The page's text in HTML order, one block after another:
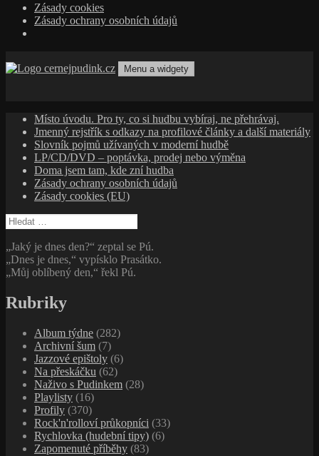
Zásady cookies
Zásady ochrany osobních údajů
k
Menu a widgety
Místo úvodu. Pro ty, co si hudbu vybíraj, ne přehrávaj.
Jmenný rejstřík s odkazy na profilové články a další materiály
Slovník pojmů užívaných v moderní hudbě
LP/CD/DVD – poptávka, prodej nebo výměna
Doma jsem tam, kde zní hudba
Zásady ochrany osobních údajů
Zásady cookies (EU)
Vyhledávání
„Jaký je dnes den?“ zeptal se Pú.
„Dnes je dnes,“ vypísklo Prasátko.
„Můj oblíbený den,“ řekl Pú.
Rubriky
Album týdne (282)
Archivní šum (7)
Jazzové epištoly (6)
Na přeskáčku (62)
Naživo s Pudinkem (28)
Playlisty (16)
Profily (370)
Rock'n'rolloví průkopníci (33)
Rychlovka (hudební tipy) (6)
Zapomenuté příběhy (83)